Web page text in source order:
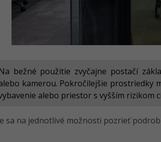
bežné použitie zvyčajne postačí
kamerou. Pokročilejšie prostriedky
alebo priestor s vyšším rizikom
sa na jednotlivé možnosti pozrieť